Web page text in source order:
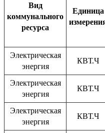
Вид
коммунального
ресурса
Единица
Электрическая
энергия
КВТ.Ч
Электрическая
энергия
КВТ.Ч
Электрическая
энергия
КВТ.Ч